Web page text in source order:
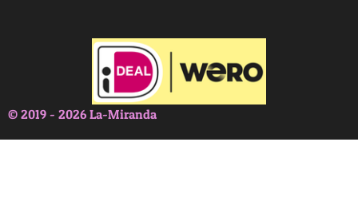
© 2019 - 2026 La-Miranda